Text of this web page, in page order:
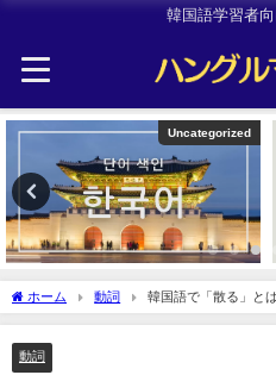
韓国語学習者
韓国旅行
ホーム 動詞 韓国語で「散る」と
動詞